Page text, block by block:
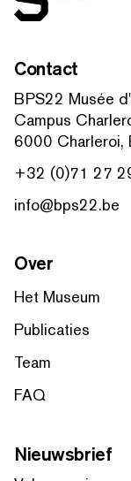
Contact
BPS22 Musée
Campus
6000 Charleroi,
+32 (0)71 27
info@bps22.be
Over
Het Museum
Publicaties
Team
FAQ
Nieuwsbrief